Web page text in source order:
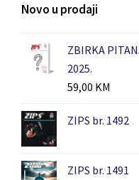
Novo u prodaji
ZBIRKA
2025.
59,00 KM
ZIPS br. 1492
ZIPS br. 1491